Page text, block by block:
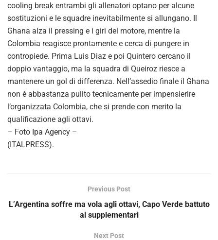
cooling break entrambi gli allenatori optano per alcune
sostituzioni e le squadre inevitabilmente si allungano. Il
Ghana alza il pressing e i giri del motore, mentre la
Colombia reagisce prontamente e cerca di pungere in
contropiede. Prima Luis Diaz e poi Quintero cercano il
doppio vantaggio, ma la squadra di Queiroz riesce a
mantenere un gol di differenza. Nell’assedio finale il Ghana
non è abbastanza pulito tecnicamente per impensierire
l’organizzata Colombia, che si prende con merito la
qualificazione agli ottavi.
– Foto Ipa Agency –
(ITALPRESS).
Previous Post
L’Argentina soffre ma vola agli ottavi, Capo Verde battuto
ai supplementari
Next Post